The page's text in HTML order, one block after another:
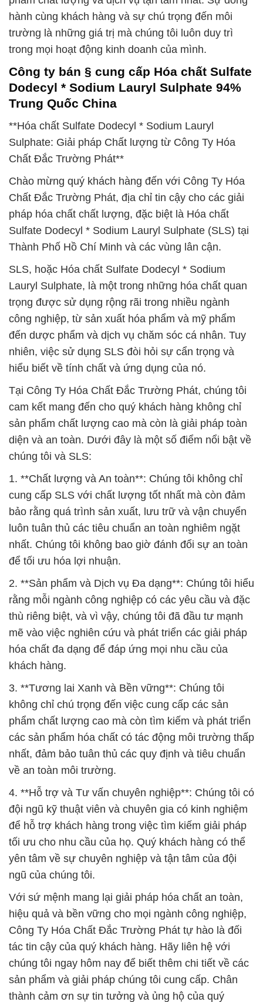
hành cùng khách hàng và sự chú trọng đến môi
trường là những giá trị mà chúng tôi luôn duy trì
trong mọi hoạt động kinh doanh của mình.
Công ty bán § cung cấp Hóa chất Sulfate
Dodecyl * Sodium Lauryl Sulphate 94%
Trung Quốc China
**Hóa chất Sulfate Dodecyl * Sodium Lauryl
Sulphate: Giải pháp Chất lượng từ Công Ty Hóa
Chất Đắc Trường Phát**
Chào mừng quý khách hàng đến với Công Ty Hóa
Chất Đắc Trường Phát, địa chỉ tin cậy cho các giải
pháp hóa chất chất lượng, đặc biệt là Hóa chất
Sulfate Dodecyl * Sodium Lauryl Sulphate (SLS) tại
Thành Phố Hồ Chí Minh và các vùng lân cận.
SLS, hoặc Hóa chất Sulfate Dodecyl * Sodium
Lauryl Sulphate, là một trong những hóa chất quan
trọng được sử dụng rộng rãi trong nhiều ngành
công nghiệp, từ sản xuất hóa phẩm và mỹ phẩm
đến dược phẩm và dịch vụ chăm sóc cá nhân. Tuy
nhiên, việc sử dụng SLS đòi hỏi sự cẩn trọng và
hiểu biết về tính chất và ứng dụng của nó.
Tại Công Ty Hóa Chất Đắc Trường Phát, chúng tôi
cam kết mang đến cho quý khách hàng không chỉ
sản phẩm chất lượng cao mà còn là giải pháp toàn
diện và an toàn. Dưới đây là một số điểm nổi bật về
chúng tôi và SLS:
1. **Chất lượng và An toàn**: Chúng tôi không chỉ
cung cấp SLS với chất lượng tốt nhất mà còn đảm
bảo rằng quá trình sản xuất, lưu trữ và vận chuyển
luôn tuân thủ các tiêu chuẩn an toàn nghiêm ngặt
nhất. Chúng tôi không bao giờ đánh đổi sự an toàn
để tối ưu hóa lợi nhuận.
2. **Sản phẩm và Dịch vụ Đa dạng**: Chúng tôi hiểu
rằng mỗi ngành công nghiệp có các yêu cầu và đặc
thù riêng biệt, và vì vậy, chúng tôi đã đầu tư mạnh
mẽ vào việc nghiên cứu và phát triển các giải pháp
hóa chất đa dạng để đáp ứng mọi nhu cầu của
khách hàng.
3. **Tương lai Xanh và Bền vững**: Chúng tôi
không chỉ chú trọng đến việc cung cấp các sản
phẩm chất lượng cao mà còn tìm kiếm và phát triển
các sản phẩm hóa chất có tác động môi trường thấp
nhất, đảm bảo tuân thủ các quy định và tiêu chuẩn
về an toàn môi trường.
4. **Hỗ trợ và Tư vấn chuyên nghiệp**: Chúng tôi có
đội ngũ kỹ thuật viên và chuyên gia có kinh nghiệm
để hỗ trợ khách hàng trong việc tìm kiếm giải pháp
tối ưu cho nhu cầu của họ. Quý khách hàng có thể
yên tâm về sự chuyên nghiệp và tận tâm của đội
ngũ của chúng tôi.
Với sứ mệnh mang lại giải pháp hóa chất an toàn,
hiệu quả và bền vững cho mọi ngành công nghiệp,
Công Ty Hóa Chất Đắc Trường Phát tự hào là đối
tác tin cậy của quý khách hàng. Hãy liên hệ với
chúng tôi ngay hôm nay để biết thêm chi tiết về các
sản phẩm và giải pháp chúng tôi cung cấp. Chân
thành cảm ơn sự tin tưởng và ủng hộ của quý